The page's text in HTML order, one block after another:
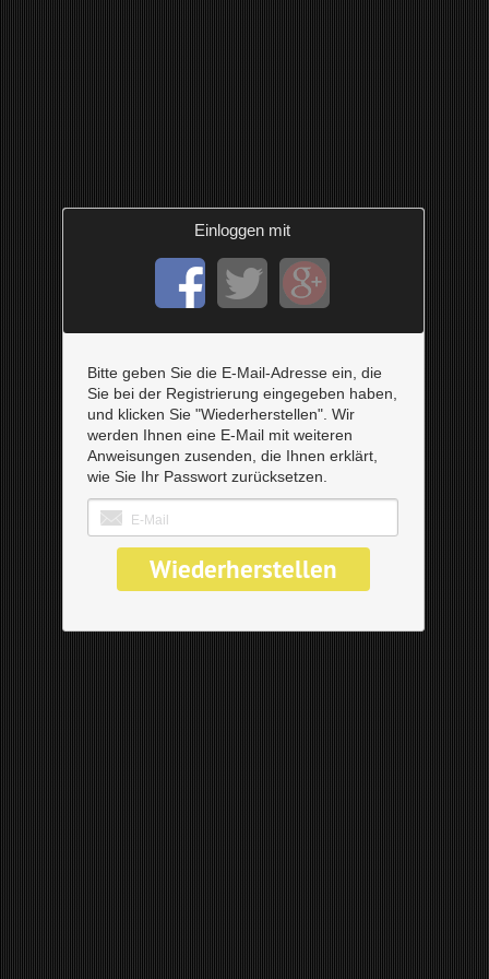
Einloggen mit
Bitte geben Sie die E-Mail-Adresse ein, die
Sie bei der Registrierung eingegeben haben,
und klicken Sie "Wiederherstellen". Wir
werden Ihnen eine E-Mail mit weiteren
Anweisungen zusenden, die Ihnen erklärt,
wie Sie Ihr Passwort zurücksetzen.